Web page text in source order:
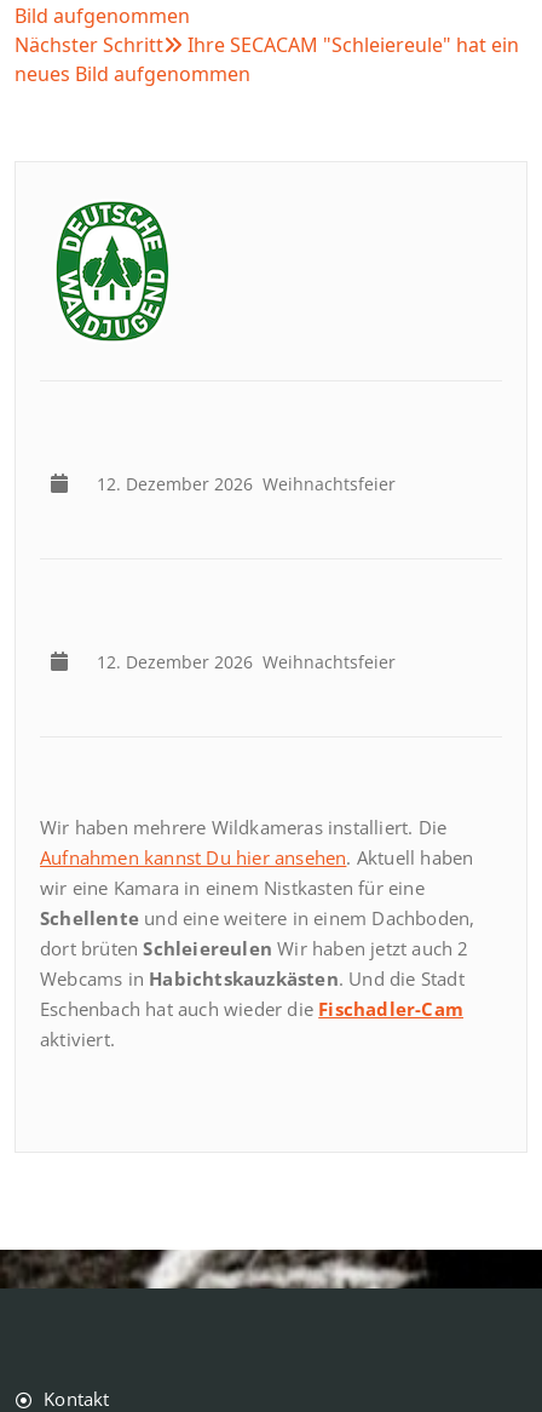
Bild aufgenommen
Nächster Schritt
Ihre SECACAM "Schleiereule" hat ein
neues Bild aufgenommen
12. Dezember 2026 Weihnachtsfeier
12. Dezember 2026 Weihnachtsfeier
Wir haben mehrere Wildkameras installiert. Die
Aufnahmen kannst Du hier ansehen. Aktuell haben
wir eine Kamara in einem Nistkasten für eine
Schellente und eine weitere in einem Dachboden,
dort brütenSchleiereulen Wir haben jetzt auch 2
Webcams in Habichtskauzkästen. Und die Stadt
Eschenbach hat auch wieder die Fischadler-Cam
aktiviert.
Kontakt